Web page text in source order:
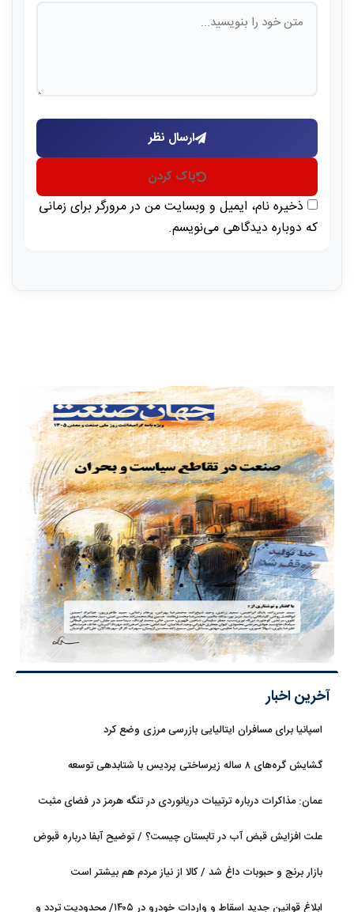
ارسال نظر
پاک کردن
ذخیره نام، ایمیل و وبسایت من در مرورگر برای زمانی
که دوباره دیدگاهی می‌نویسم.
آخرین اخبار
اسپانیا برای مسافران ایتالیایی بازرسی مرزی وضع کرد
گشایش گره‌های ۸ ساله زیرساختی پردیس با شتابدهی توسعه
عمان: مذاکرات درباره ترتیبات دریانوردی در تنگه هرمز در فضای مثبت
علت افزایش قبض آب در تابستان چیست؟ / توضیح آبفا درباره قبوض
بازار برنج و حبوبات داغ شد / کالا از نیاز مردم هم بیشتر است
ابلاغ قوانین جدید اسقاط و واردات خودرو در ۱۴۰۵/ محدودیت تردد و